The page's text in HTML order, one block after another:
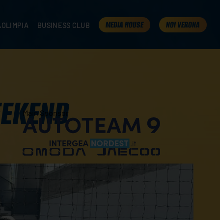
BUSINESS CLUB MEDIA HOUSE NOI VERONA
Main Sponsor